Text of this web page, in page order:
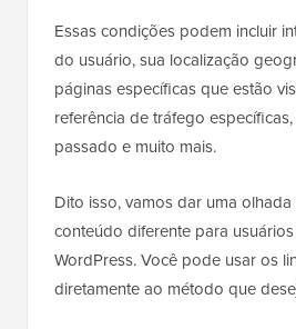
Essas condições podem incluir
do usuário, sua localização
páginas específicas que estão
referência de tráfego
passado e muito mais.
Dito isso, vamos dar uma
conteúdo diferente para
WordPress. Você pode usar os
diretamente ao método que